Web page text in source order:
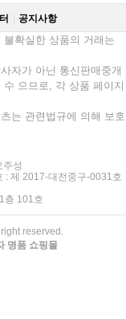
공지사항
확실한 상품의 거래는
자가 아닌 통신판매중개
으므로, 각 상품 페이지
는 관련법규에 의해 보호
주성
: 제 2017-대전중구-0031호
층 101호
reserved.
명품 쇼핑몰